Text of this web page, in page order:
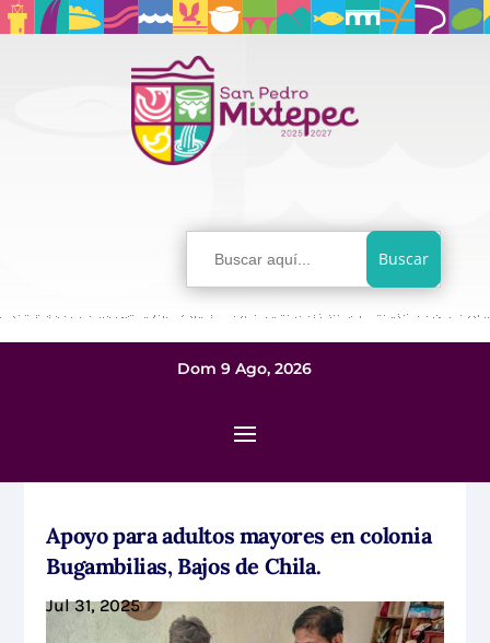
Buscar:
Dom 9 Ago, 2026
Apoyo para adultos mayores en colonia
Bugambilias, Bajos de Chila.
Jul 31, 2025